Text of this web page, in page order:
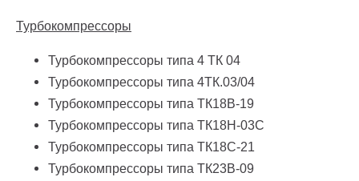
Турбокомпрессоры
Турбокомпрессоры типа 4 ТК 04
Турбокомпрессоры типа 4ТК.03/04
Турбокомпрессоры типа ТК18B-19
Турбокомпрессоры типа ТК18H-03C
Турбокомпрессоры типа ТК18C-21
Турбокомпрессоры типа ТК23В-09